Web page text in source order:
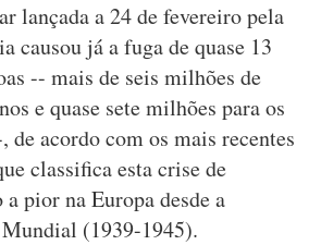
lançada a 24 de fevereiro pela
causou já a fuga de quase 13
-- mais de seis milhões de
e quase sete milhões para os
de acordo com os mais recentes
classifica esta crise de
pior na Europa desde a
(1939-1945).